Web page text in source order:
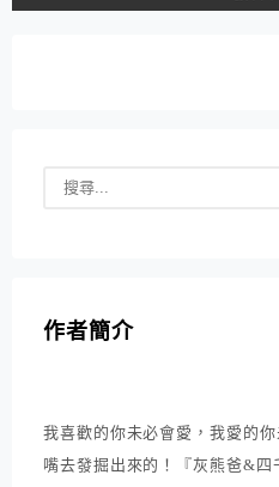
作者簡介
我喜歡的你未必會愛，我愛的
嘴去發掘出來的！『灰熊爸&